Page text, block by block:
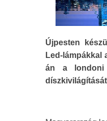
Újpesten
Led-lámpákkal
án a londoni